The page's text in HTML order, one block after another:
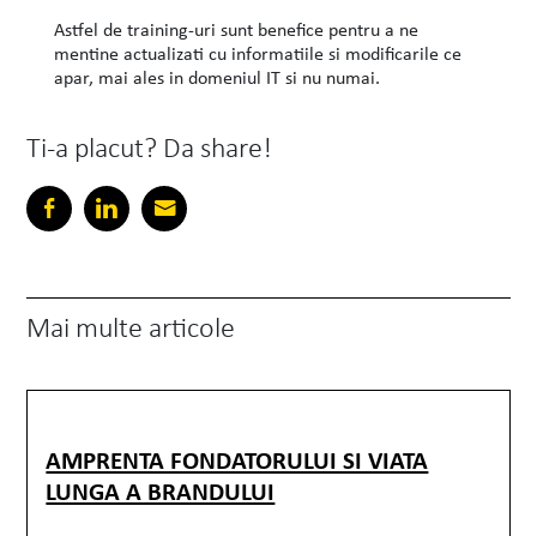
Astfel de training-uri sunt benefice pentru a ne
mentine actualizati cu informatiile si modificarile ce
apar, mai ales in domeniul IT si nu numai.
Ti-a placut? Da share!
Mai multe articole
AMPRENTA FONDATORULUI SI VIATA
LUNGA A BRANDULUI